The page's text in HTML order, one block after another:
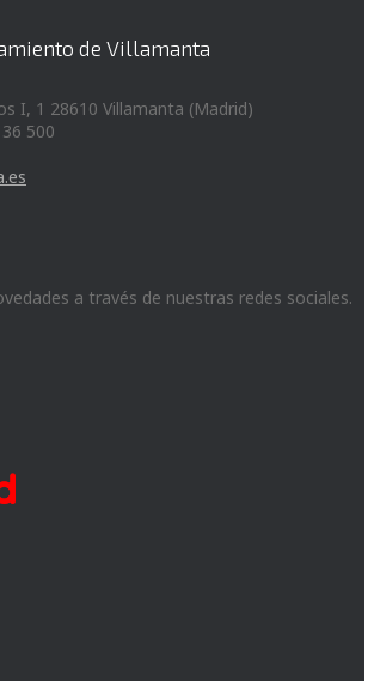
de Villamanta
I, 1 28610 Villamanta (Madrid)
500
a través de nuestras redes sociales.